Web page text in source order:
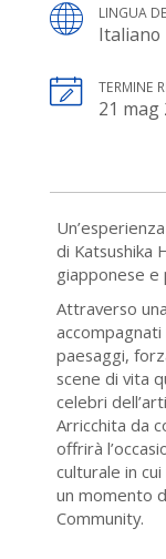
LINGUA
Italiano
TERMINE
21 mag
di Katsushika
giapponese
Attraverso
paesaggi,
scene di vita
celebri
Arricchita da
offrirà
culturale in
un momento
Community.